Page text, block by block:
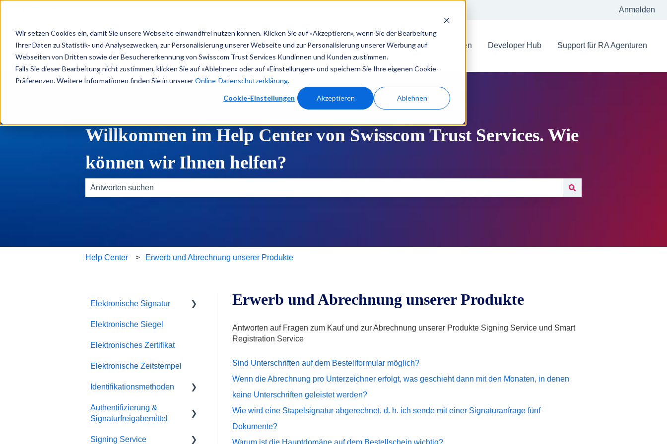
Wir setzen Cookies ein, damit Sie unsere Webseite einwandfrei nutzen können. Klicken Sie auf «Akzeptieren», wenn Sie der Bearbeitung
Ihrer Daten zu Statistik- und Analysezwecken, zur Personalisierung unserer Webseite und zur Personalisierung unserer Werbung auf
Webseiten von Dritten sowie der Besuchererkennung von Swisscom Trust Services Kundinnen und Kunden zustimmen.
Falls Sie dieser Bearbeitung nicht zustimmen, klicken Sie auf «Ablehnen» oder auf «Einstellungen» und speichern Sie Ihre eigenen Cookie-
Präferenzen. Weitere Informationen finden Sie in unsererOnline-Datenschutzerklärung.
Cookie-Einstellungen Akzeptieren Ablehnen
Anmelden
Help Center Produktdokumentationen Developer Hub Support für RA Agenturen
Willkommen im Help Center von Swisscom Trust Services. Wie
können wir Ihnen helfen?
Help Center Erwerb und Abrechnung unserer Produkte
Erwerb und Abrechnung unserer Produkte
Antworten auf Fragen zum Kauf und zur Abrechnung unserer Produkte Signing Service und Smart
Registration Service
Sind Unterschriften auf dem Bestellformular möglich?
Wenn die Abrechnung pro Unterzeichner erfolgt, was geschieht dann mit den Monaten, in denen
keine Unterschriften geleistet werden?
Wie wird eine Stapelsignatur abgerechnet, d. h. ich sende mit einer Signaturanfrage fünf
Dokumente?
Elektronische Signatur
Fehlerbehebung
Elektronische Siegel
Elektronisches Zertifikat
Elektronische Zeitstempel
Identifikationsmethoden
SRS Video EU
Authentifizierung &
Signaturfreigabemittel
Passkey
Signing Service